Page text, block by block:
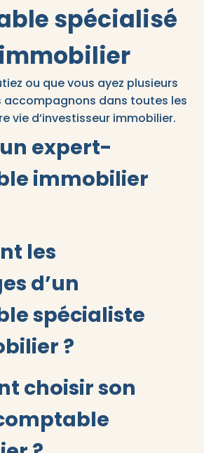
spécialisé
ou que vous ayez plusieurs
accompagnons dans toutes les
vie d’investisseur immobilier.
expert-
immobilier
les
d’un
spécialiste
?
choisir son